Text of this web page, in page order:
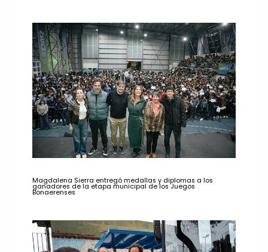
Magdalena Sierra entregó medallas y diplomas a los
ganadores de la etapa municipal de los Juegos
Bonaerenses